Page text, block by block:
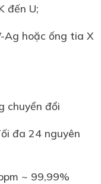
đến U;
Ag hoặc ống tia X
chuyển đổi
đa 24 nguyên
~ 99,99%